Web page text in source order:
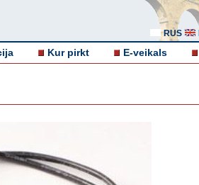
RUS
Kur pirkt E-veikals